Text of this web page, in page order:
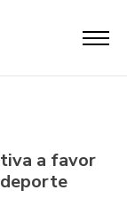
a favor